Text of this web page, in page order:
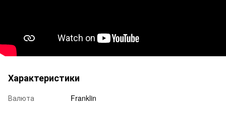
Характеристики
Валюта Franklin